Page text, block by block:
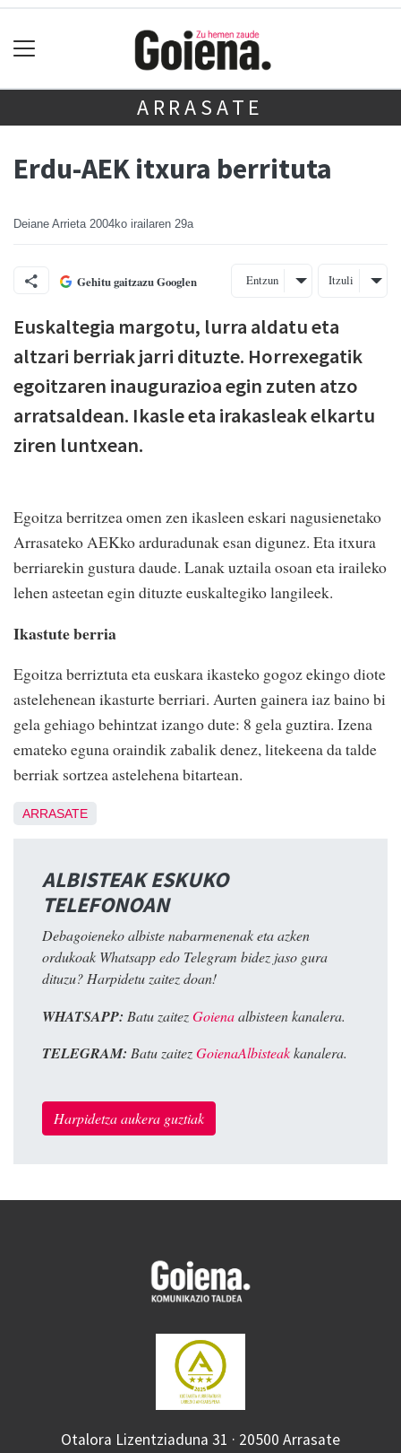
ARRASATE
Erdu-AEK itxura berrituta
Deiane Arrieta 2004ko irailaren 29a
Gehitu gaitzazu Googlen Entzun Itzuli
Euskaltegia margotu, lurra aldatu eta
altzari berriak jarri dituzte. Horrexegatik
egoitzaren inaugurazioa egin zuten atzo
arratsaldean. Ikasle eta irakasleak elkartu
ziren luntxean.
Egoitza berritzea omen zen ikasleen eskari nagusienetako
Arrasateko AEKko arduradunak esan digunez. Eta itxura
berriarekin gustura daude. Lanak uztaila osoan eta iraileko
lehen asteetan egin dituzte euskaltegiko langileek.
Ikastute berria
Egoitza berriztuta eta euskara ikasteko gogoz ekingo diote
astelehenean ikasturte berriari. Aurten gainera iaz baino bi
gela gehiago behintzat izango dute: 8 gela guztira. Izena
emateko eguna oraindik zabalik denez, litekeena da talde
berriak sortzea astelehena bitartean.
ARRASATE
ALBISTEAK ESKUKO
TELEFONOAN
Debagoieneko albiste nabarmenenak eta azken
ordukoak Whatsapp edo Telegram bidez jaso gura
dituzu? Harpidetu zaitez doan!
WHATSAPP: Batu zaitezGoienaalbisteen kanalera.
TELEGRAM: Batu zaitezGoienaAlbisteakkanalera.
Harpidetza aukera guztiak
Otalora Lizentziaduna 31 · 20500 Arrasate